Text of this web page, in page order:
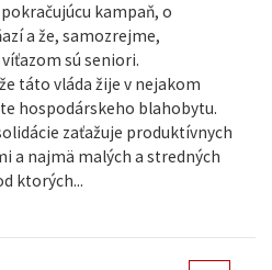
kampaň, o
a že, samozrejme,
sú seniori.
táto vláda žije v nejakom
hospodárskeho blahobytu.
zaťažuje produktívnych
a najmä malých a stredných
ktorých...